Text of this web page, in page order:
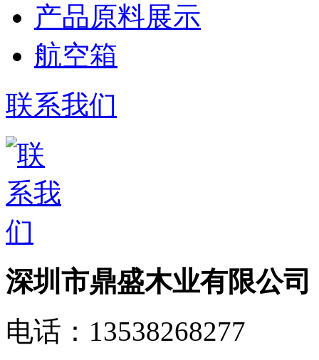
产品原料展示
航空箱
联系我们
深圳市鼎盛木业有限公司
电话： 13538268277